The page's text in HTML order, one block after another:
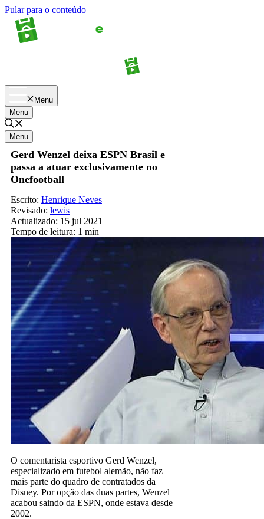
Pular para o conteúdo
Menu
Menu
Menu
Gerd Wenzel deixa ESPN Brasil e
passa a atuar exclusivamente no
Onefootball
Escrito: Henrique Neves
Revisado: lewis
Actualizado: 15 jul 2021
Tempo de leitura: 1 min
O comentarista esportivo Gerd Wenzel,
especializado em futebol alemão, não faz
mais parte do quadro de contratados da
Disney. Por opção das duas partes, Wenzel
acabou saindo da ESPN, onde estava desde
2002.